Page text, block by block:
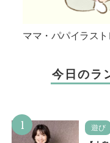
ママ・パパイラスト
今日のラ
1 遊び